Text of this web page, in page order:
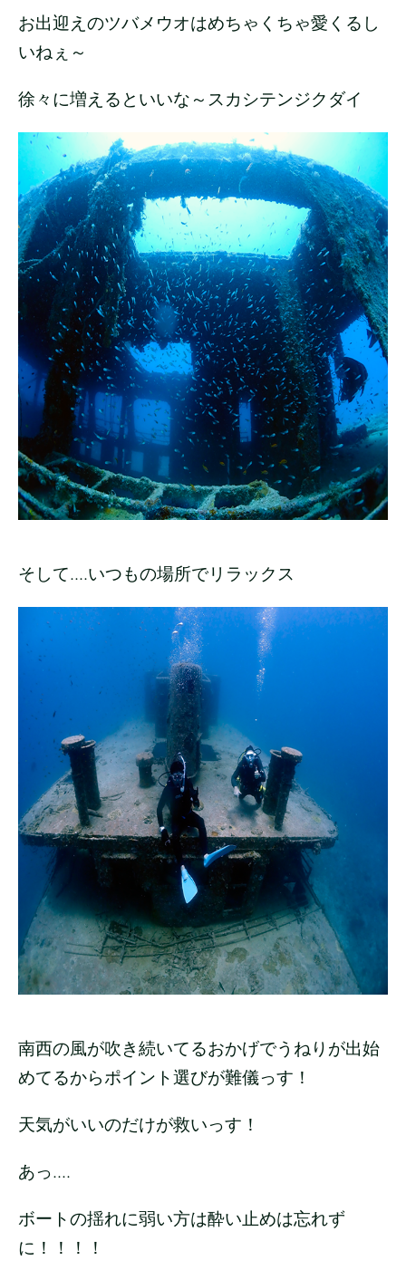
お出迎えのツバメウオはめちゃくちゃ愛くるし
いねぇ～
徐々に増えるといいな～スカシテンジクダイ
そして....いつもの場所でリラックス
南西の風が吹き続いてるおかげでうねりが出始
めてるからポイント選びが難儀っす！
天気がいいのだけが救いっす！
あっ....
ボートの揺れに弱い方は酔い止めは忘れず
に！！！！